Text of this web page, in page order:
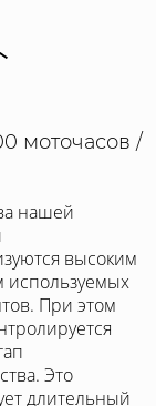
моточасов /
нашей
высоким
используемых
При этом
Это
длительный